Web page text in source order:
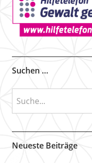
Suchen …
Neueste Beiträge